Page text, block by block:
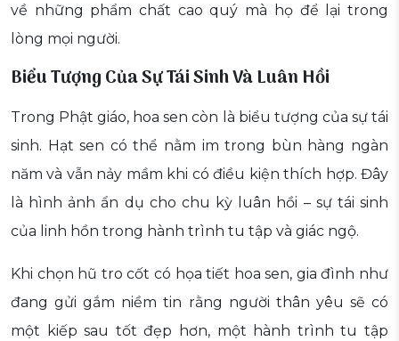
về những phẩm chất cao quý mà họ để lại trong
lòng mọi người.
Biểu Tượng Của Sự Tái Sinh Và Luân Hồi
Trong Phật giáo, hoa sen còn là biểu tượng của sự tái
sinh. Hạt sen có thể nằm im trong bùn hàng ngàn
năm và vẫn nảy mầm khi có điều kiện thích hợp. Đây
là hình ảnh ẩn dụ cho chu kỳ luân hồi – sự tái sinh
của linh hồn trong hành trình tu tập và giác ngộ.
Khi chọn hũ tro cốt có họa tiết hoa sen, gia đình như
đang gửi gắm niềm tin rằng người thân yêu sẽ có
một kiếp sau tốt đẹp hơn, một hành trình tu tập